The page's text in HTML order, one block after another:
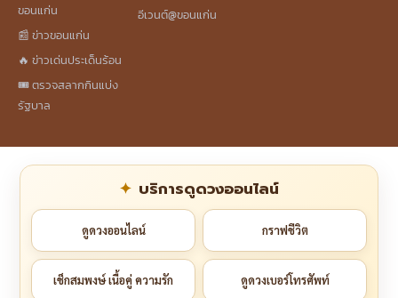
ขอนแก่น
📰 ข่าวขอนแก่น
🔥 ข่าวเด่นประเด็นร้อน
🎟️ ตรวจสลากกินแบ่ง
รัฐบาล
อีเวนต์@ขอนแก่น
บริการดูดวงออนไลน์
ดูดวงออนไลน์ กราฟชีวิต
เช็กสมพงษ์ เนื้อคู่ ความรัก ดูดวงเบอร์โทรศัพท์